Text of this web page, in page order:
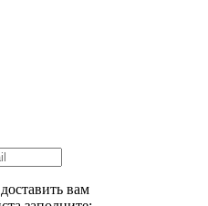
вам